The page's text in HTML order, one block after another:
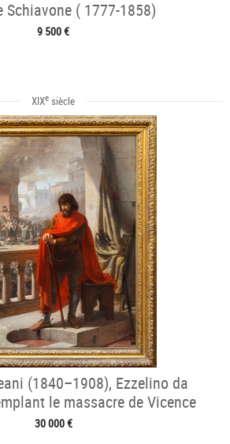
Schiavone ( 1777-1858)
9 500 €
XIXe siècle
(1840–1908), Ezzelino da
le massacre de Vicence
30 000 €